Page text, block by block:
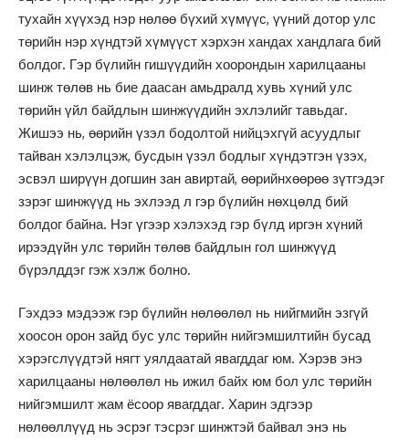
тухайн хүүхэд нэр нөлөө бүхий хүмүүс, үүний дотор улс
төрийн нэр хүндтэй хүмүүст хэрхэн хандах хандлага бий
болдог. Гэр бүлийн гишүүдийн хоорондын харилцааны
шинж төлөв нь бие даасан амьдралд хувь хүний улс
төрийн үйл байдлын шинжүүдийн эхлэлийг тавьдаг.
Жишээ нь, өөрийн үзэл бодолтой нийцэхгүй асуудлыг
тайван хэлэлцэж, бусдын үзэл бодлыг хүндэтгэн үзэх,
эсвэл ширүүн догшин зан авиртай, өөрийнхөөрөө зүтгэдэг
зэрэг шинжүүд нь эхлээд л гэр бүлийн нөхцөлд бий
болдог байна. Нэг үгээр хэлэхэд гэр бүлд иргэн хүний
ирээдүйн улс төрийн төлөв байдлын гол шинжүүд
бүрэлддэг гэж хэлж болно.
Гэхдээ мэдээж гэр бүлийн нөлөөлөл нь нийгмийн эзгүй
хоосон орон зайд бус улс төрийн нийгэмшилтийн бусад
хэрэгслүүдтэй нягт уялдаатай явагддаг юм. Хэрэв энэ
харилцааны нөлөөлөл нь ижил байх юм бол улс төрийн
нийгэмшилт жам ёсоор явагддаг. Харин эдгээр
нөлөөллүүд нь эсрэг тэсрэг шинжтэй байвал энэ нь